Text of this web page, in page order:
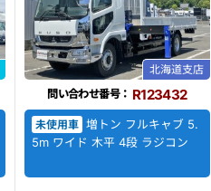
北海道支店
問い合わせ番号： R123432
未使用車 増トン フルキャブ 5.
5m ワイド 木平 4段 ラジコン